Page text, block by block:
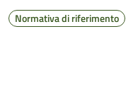
Normativa di riferimento